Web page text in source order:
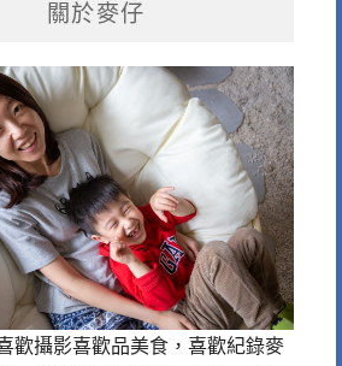
關於麥仔
歡攝影喜歡品美食，喜歡紀錄麥